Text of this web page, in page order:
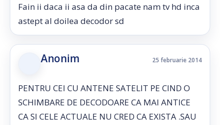
Fain ii daca ii asa da din pacate nam tv hd inca
astept al doilea decodor sd
Anonim 25 februarie 2014
PENTRU CEI CU ANTENE SATELIT PE CIND O
SCHIMBARE DE DECODOARE CA MAI ANTICE
CA SI CELE ACTUALE NU CRED CA EXISTA .SAU